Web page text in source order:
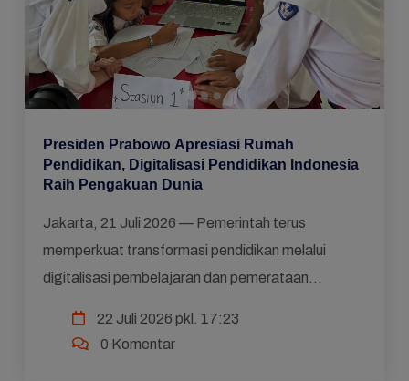
Presiden Prabowo Apresiasi Rumah
Pendidikan, Digitalisasi Pendidikan Indonesia
Raih Pengakuan Dunia
Jakarta, 21 Juli 2026 — Pemerintah terus
memperkuat transformasi pendidikan melalui
digitalisasi pembelajaran dan pemerataan
22 Juli 2026 pkl. 17:23
0 Komentar